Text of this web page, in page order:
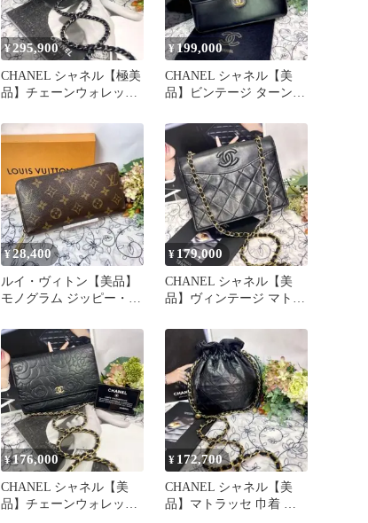
¥295,900
CHANEL シャネル【極美
品】チェーンウォレット
¥199,000
CHANEL シャネル【美
品】ビンテージ ターンロ
¥28,400
ルイ・ヴィトン【美品】
モノグラム ジッピー・ウ
¥ 179,000
CHANEL シャネル【美
品】ヴィンテージ マトラ
黒
¥176,000
CHANEL シャネル【美
品】チェーンウォレット
¥ 172,700
CHANEL シャネル【美
品】マトラッセ 巾着 ヴ